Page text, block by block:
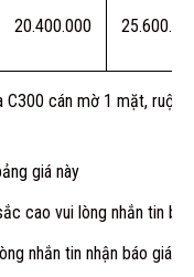
20.400.000
cán mờ 1 mặt, ruột
giá này
cao vui lòng nhắn tin
nhắn tin nhận báo giá